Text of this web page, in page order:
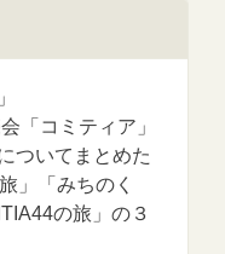
「コミティア」
ついてまとめた
」「みちのく
の旅」の３